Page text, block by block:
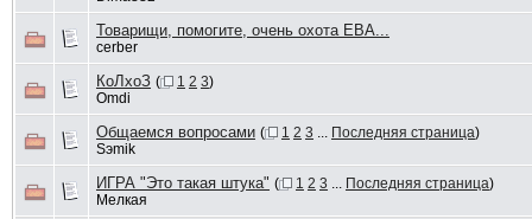
Товарищи, помогите, очень охота EBA...
cerber
КоЛхоЗ ( 1 2 3)
Omdi
Общаемся вопросами ( 1 2 3 ... Последняя страница)
Sэmik
ИГРА "Это такая штука" ( 1 2 3 ... Последняя страница)
Мелкая